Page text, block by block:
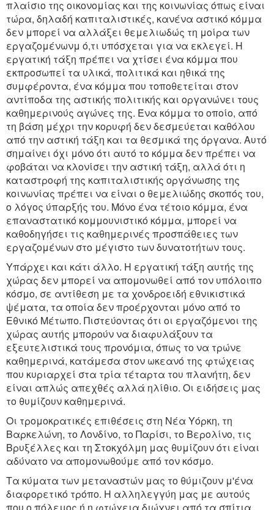
πλαίσιο της οικονομίας και της κοινωνίας όπως είναι
τώρα, δηλαδή καπιταλιστικές, κανένα αστικό κόμμα
δεν μπορεί να αλλάξει θεμελιωδώς τη μοίρα των
εργαζομένωνμ ό,τι υπόσχεται για να εκλεγεί. Η
εργατική τάξη πρέπει να χτίσει ένα κόμμα που
εκπροσωπεί τα υλικά, πολιτικά και ηθικά της
συμφέροντα, ένα κόμμα που τοποθετείται στον
αντίποδα της αστικής πολιτικής και οργανώνει τους
καθημερινούς αγώνες της. Ένα κόμμα το οποίο, από
τη βάση μέχρι την κορυφή δεν δεσμεύεται καθόλου
από την αστική τάξη και τα θεσμικά της όργανα. Αυτό
σημαίνει όχι μόνο ότι αυτό το κόμμα δεν πρέπει να
φοβάται να κλονίσει την αστική τάξη, αλλά ότι η
καταστροφή της καπιταλιστικής οργάνωσης της
κοινωνίας πρέπει να είναι ο θεμελιώδης σκοπός του,
ο λόγος ύπαρξής του. Μόνο ένα τέτοιο κόμμα, ένα
επαναστατικό κομμουνιστικό κόμμα, μπορεί να
καθοδηγήσει τις καθημερινές προσπάθειες των
εργαζομένων στο μέγιστο των δυνατοτήτων τους.
Υπάρχει και κάτι άλλο. Η εργατική τάξη αυτής της
χώρας δεν μπορεί να απομονωθεί από τον υπόλοιπο
κόσμο, σε αντίθεση με τα χονδροειδή εθνικιστικά
ψέματα, τα οποία δεν προέρχονται μόνο από το
Εθνικό Μέτωπο. Πιστεύοντας ότι οι εργαζόμενοι της
χώρας αυτής μπορούν να διαφυλάξουν τα
εξευτελιστικά τους προνόμια, όπως το να τρώνε
καθημερινά, κατάμεσα στον ωκεανό της φτώχειας
που κυριαρχεί στα τρία τέταρτα του πλανήτη, δεν
είναι απλώς απεχθές αλλά ηλίθιο. Οι ειδήσεις μας
το θυμίζουν καθημερινά.
Οι τρομοκρατικές επιθέσεις στη Νέα Υόρκη, τη
Βαρκελώνη, το Λονδίνο, το Παρίσι, το Βερολίνο, τις
Βρυξέλλες και τη Στοκχόλμη μας θυμίζουν ότι είναι
αδύνατο να απομονωθούμε από τον κόσμο.
Τα κύματα των μεταναστών μας το θύμιζουν μ'ένα
διαφορετικό τρόπο. Η αλληλεγγύη μας με αυτούς